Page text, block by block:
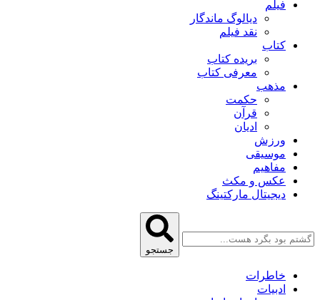
فیلم
دیالوگ ماندگار
نقد فیلم
کتاب
بریده کتاب
معرفی کتاب
مذهب
حکمت
قرآن
ادیان
ورزش
موسیقی
مفاهیم
عکس و مکث
دیجیتال مارکتینگ
جستجو
خاطرات
ادبیات